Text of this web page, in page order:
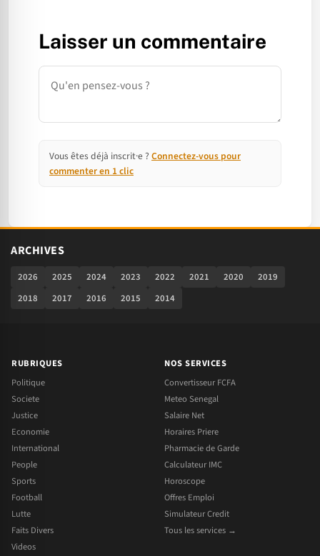
Laisser un commentaire
Commentaire
Vous êtes déjà inscrit·e ? Connectez-vous pour
commenter en 1 clic
ARCHIVES
2026 2025 2024 2023 2022 2021 2020
2019
2018
2017 2016 2015 2014
RUBRIQUES
Politique
Societe
Justice
Economie
International
People
Sports
Football
Lutte
Faits Divers
Videos
NOS SERVICES
Convertisseur FCFA
Meteo Senegal
Salaire Net
Horaires Priere
Pharmacie de Garde
Calculateur IMC
Horoscope
Offres Emploi
Simulateur Credit
Tous les services →